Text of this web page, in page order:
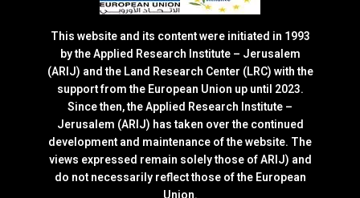
This website and its content were initiated in 1993
by the Applied Research Institute – Jerusalem
(ARIJ) and the Land Research Center (LRC) with the
support from the European Union up until 2023.
Since then, the Applied Research Institute –
Jerusalem (ARIJ) has taken over the continued
development and maintenance of the website. The
views expressed remain solely those of ARIJ) and
do not necessarily reflect those of the European